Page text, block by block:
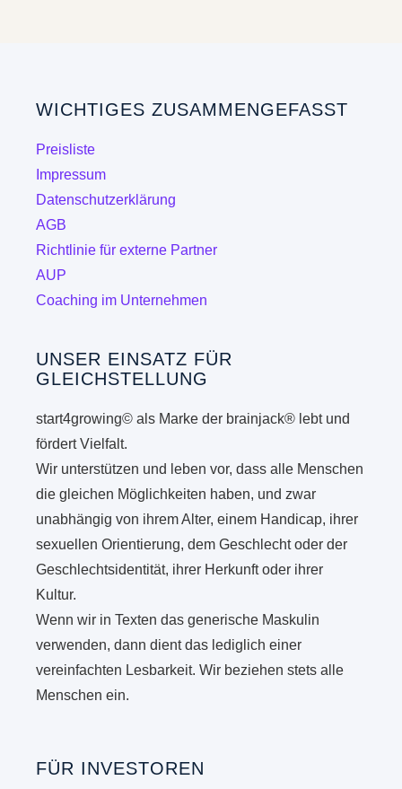
Optionen
gewählt
WICHTIGES ZUSAMMENGEFASST
Preisliste
Impressum
Datenschutzerklärung
AGB
Richtlinie für externe Partner
AUP
Coaching im Unternehmen
UNSER EINSATZ FÜR
GLEICHSTELLUNG
start4growing© als Marke der brainjack® lebt und
fördert Vielfalt.
Wir unterstützen und leben vor, dass alle Menschen
die gleichen Möglichkeiten haben, und zwar
unabhängig von ihrem Alter, einem Handicap, ihrer
sexuellen Orientierung, dem Geschlecht oder der
Geschlechtsidentität, ihrer Herkunft oder ihrer
Kultur.
Wenn wir in Texten das generische Maskulin
verwenden, dann dient das lediglich einer
vereinfachten Lesbarkeit. Wir beziehen stets alle
Menschen ein.
FÜR INVESTOREN